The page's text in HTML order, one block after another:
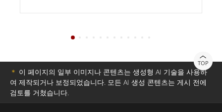
TOP
＊ 이 페이지의 일부 이미지나 콘텐츠는 생성형 AI 기술을 사용하
여 제작되거나 보정되었습니다. 모든 AI 생성 콘텐츠는 게시 전에
검토를 거쳤습니다.